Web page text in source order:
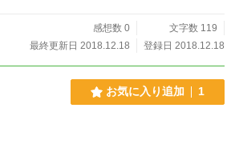
感想数 0
文字数 119
最終更新日 2018.12.18
登録日 2018.12.18
お気に入り追加 1